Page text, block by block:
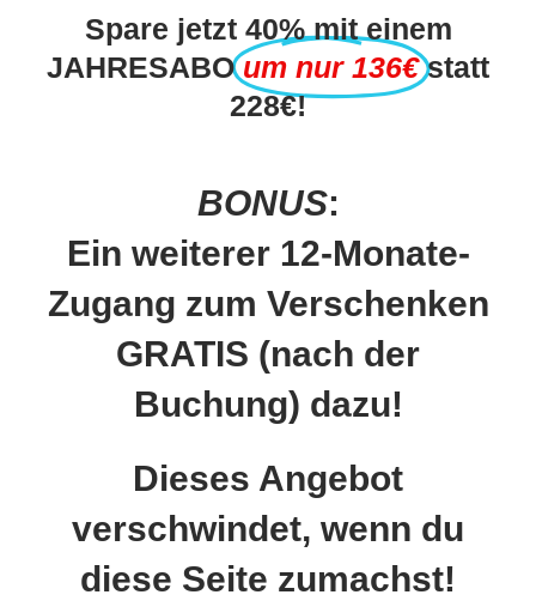
Spare jetzt 40% mit einem
JAHRESABO um nur 136€ statt
228€!
BONUS:
Ein weiterer 12-Monate-
Zugang zum Verschenken
GRATIS (nach der
Buchung) dazu!
Dieses Angebot
verschwindet, wenn du
diese Seite zumachst!